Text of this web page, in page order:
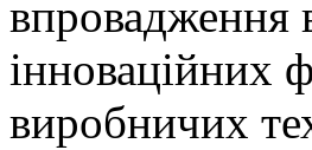
впровадження
інноваційних
виробничих